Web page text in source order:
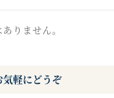
りません。
気軽にどうぞ